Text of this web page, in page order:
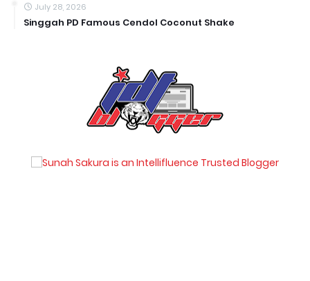
July 28, 2026
Singgah PD Famous Cendol Coconut Shake